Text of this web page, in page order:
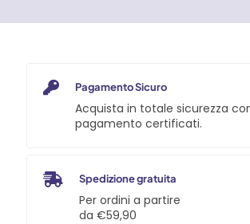
Pagamento Sicuro
Acquista in totale sicurezza
pagamento certificati.
Spedizione gratuita
Per ordini a partire
da €59,90